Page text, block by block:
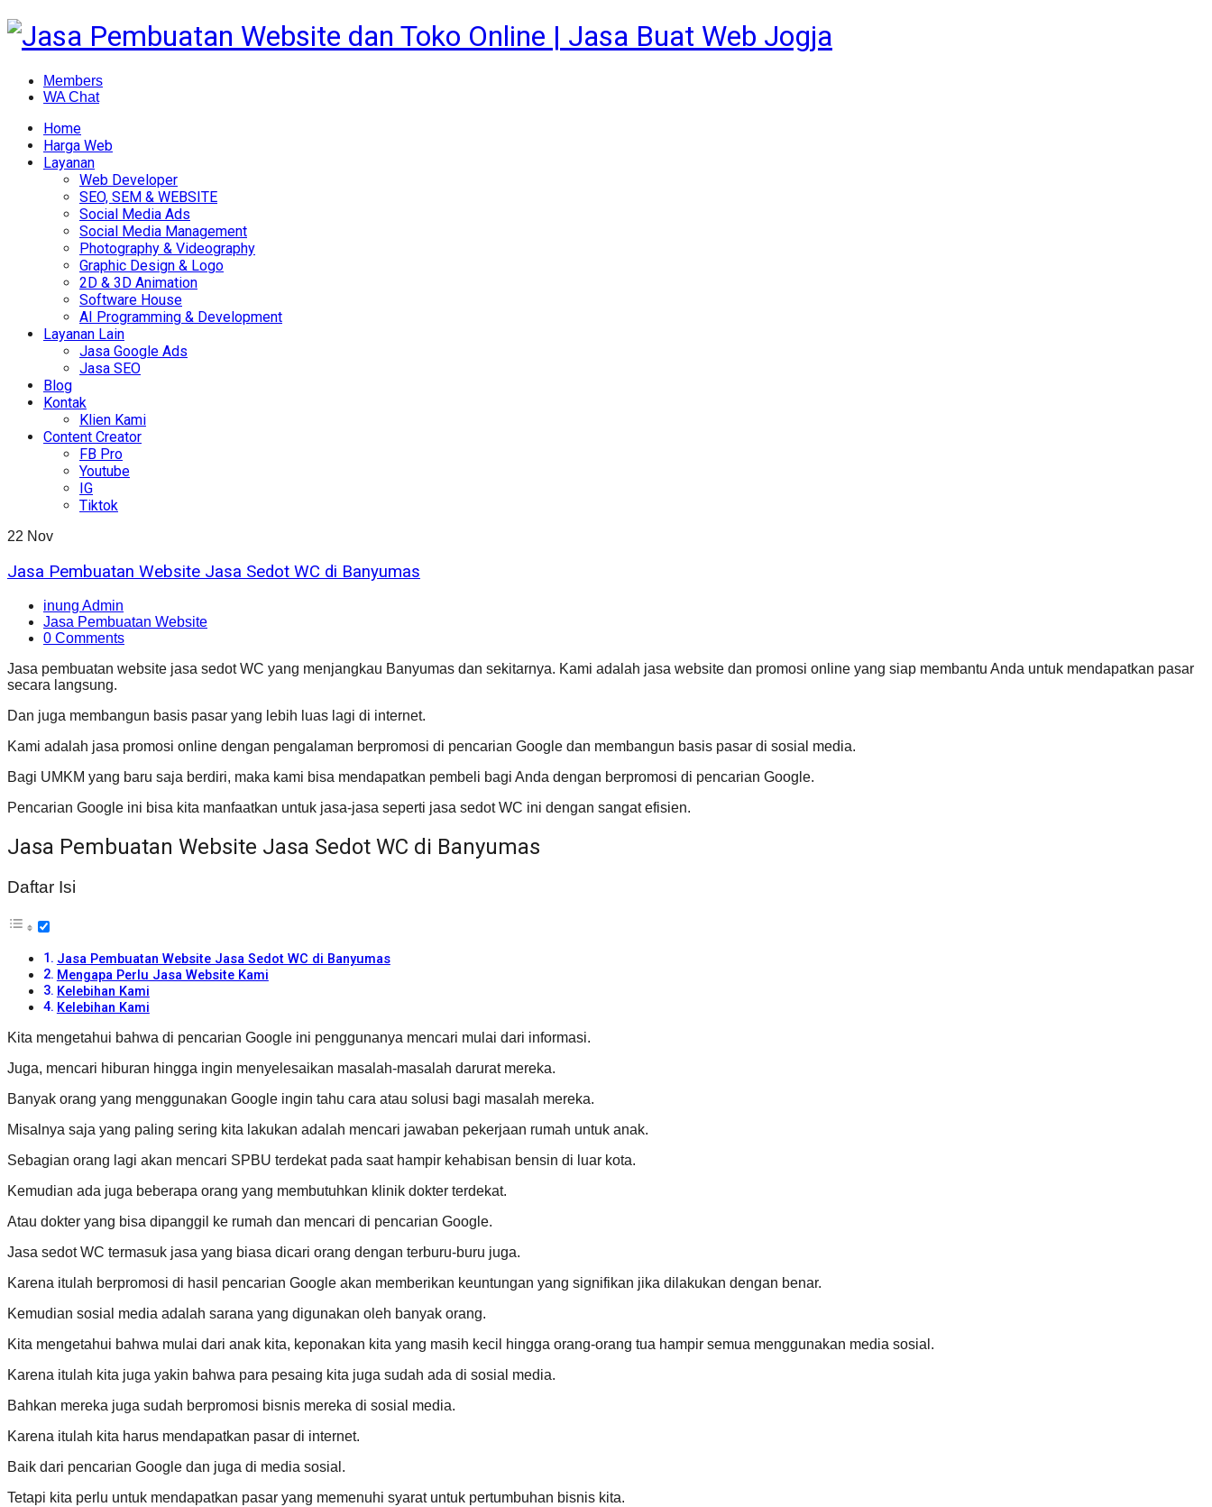
Members
WA Chat
Home
Harga Web
Layanan
Web Developer
SEO, SEM & WEBSITE
Social Media Ads
Social Media Management
Photography & Videography
Graphic Design & Logo
2D & 3D Animation
Software House
AI Programming & Development
Layanan Lain
Jasa Google Ads
Jasa SEO
Blog
Kontak
Klien Kami
Content Creator
FB Pro
Youtube
IG
Tiktok
22 Nov
Jasa Pembuatan Website Jasa Sedot WC di Banyumas
inung Admin
Jasa Pembuatan Website
0 Comments
Jasa pembuatan website jasa sedot WC yang menjangkau Banyumas dan sekitarnya. Kami adalah jasa website dan promosi online yang siap membantu Anda untuk mendapatkan pasar
secara langsung.
Dan juga membangun basis pasar yang lebih luas lagi di internet.
Kami adalah jasa promosi online dengan pengalaman berpromosi di pencarian Google dan membangun basis pasar di sosial media.
Bagi UMKM yang baru saja berdiri, maka kami bisa mendapatkan pembeli bagi Anda dengan berpromosi di pencarian Google.
Pencarian Google ini bisa kita manfaatkan untuk jasa-jasa seperti jasa sedot WC ini dengan sangat efisien.
Jasa Pembuatan Website Jasa Sedot WC di Banyumas
Daftar Isi
Jasa Pembuatan Website Jasa Sedot WC di Banyumas
Mengapa Perlu Jasa Website Kami
Kelebihan Kami
Kelebihan Kami
Kita mengetahui bahwa di pencarian Google ini penggunanya mencari mulai dari informasi.
Juga, mencari hiburan hingga ingin menyelesaikan masalah-masalah darurat mereka.
Banyak orang yang menggunakan Google ingin tahu cara atau solusi bagi masalah mereka.
Misalnya saja yang paling sering kita lakukan adalah mencari jawaban pekerjaan rumah untuk anak.
Sebagian orang lagi akan mencari SPBU terdekat pada saat hampir kehabisan bensin di luar kota.
Kemudian ada juga beberapa orang yang membutuhkan klinik dokter terdekat.
Atau dokter yang bisa dipanggil ke rumah dan mencari di pencarian Google.
Jasa sedot WC termasuk jasa yang biasa dicari orang dengan terburu-buru juga.
Karena itulah berpromosi di hasil pencarian Google akan memberikan keuntungan yang signifikan jika dilakukan dengan benar.
Kemudian sosial media adalah sarana yang digunakan oleh banyak orang.
Kita mengetahui bahwa mulai dari anak kita, keponakan kita yang masih kecil hingga orang-orang tua hampir semua menggunakan media sosial.
Karena itulah kita juga yakin bahwa para pesaing kita juga sudah ada di sosial media.
Bahkan mereka juga sudah berpromosi bisnis mereka di sosial media.
Karena itulah kita harus mendapatkan pasar di internet.
Baik dari pencarian Google dan juga di media sosial.
Tetapi kita perlu untuk mendapatkan pasar yang memenuhi syarat untuk pertumbuhan bisnis kita.